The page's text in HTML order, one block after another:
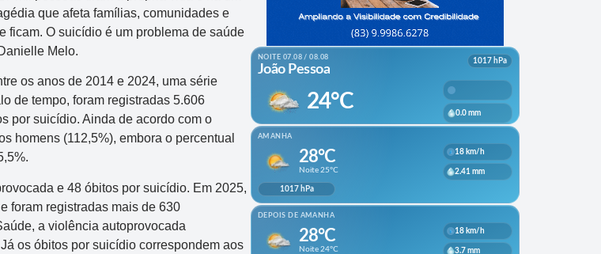
que afeta famílias, comunidades e
ficam. O suicídio é um problema de saúde
Melo.
os anos de 2014 e 2024, uma série
de tempo, foram registradas 5.606
por suicídio. Ainda de acordo com o
homens (112,5%), embora o percentual
e 48 óbitos por suicídio. Em 2025,
foram registradas mais de 630
a violência autoprovocada
os óbitos por suicídio correspondem aos